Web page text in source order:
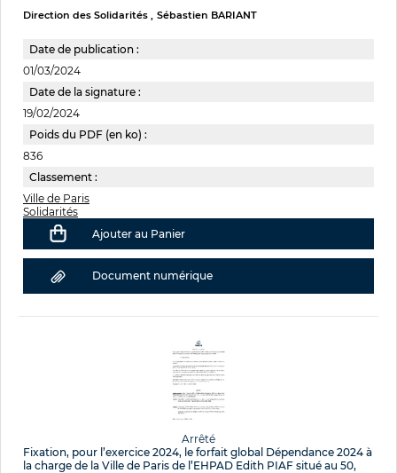
Direction des Solidarités Sébastien BARIANT
Date de publication :
01/03/2024
Date de la signature :
19/02/2024
Poids du PDF (en ko) :
836
Classement :
Ville de Paris
Solidarités
Ajouter au Panier
Document numérique
Arrêté
Fixation, pour l’exercice 2024, le forfait global Dépendance 2024 à
la charge de la Ville de Paris de l’EHPAD Edith PIAF situé au 50,